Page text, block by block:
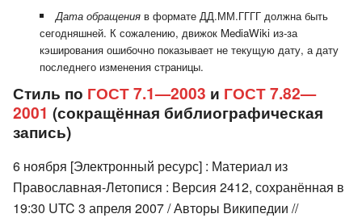
Дата обращенияв формате ДД.ММ.ГГГГ должна быть
сегодняшней. К сожалению, движок MediaWiki из-за
кэширования ошибочно показывает не текущую дату, а дату
последнего изменения страницы.
Стиль по ГОСТ 7.1—2003 и ГОСТ 7.82—
2001 (сокращённая библиографическая
запись)
6 ноября [Электронный ресурс] : Материал из
Православная-Летопися : Версия 2412, сохранённая в
19:30 UTC 3 апреля 2007 / Авторы Википедии //